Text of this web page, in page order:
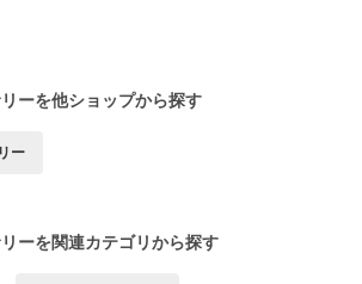
ーを他ショップから探す
ー
ーを関連カテゴリから探す